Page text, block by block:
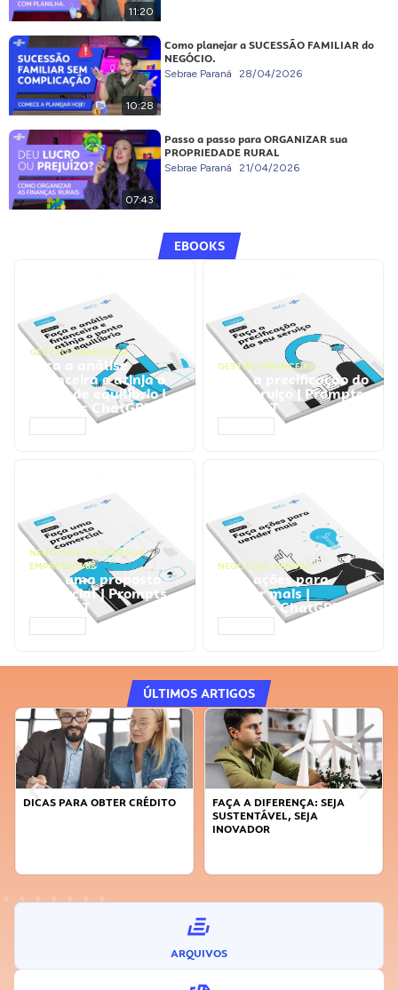
11:20
10:28
Como planejar a SUCESSÃO FAMILIAR do
NEGÓCIO.
Sebrae Paraná 28/04/2026
07:43
Passo a passo para ORGANIZAR sua
PROPRIEDADE RURAL
Sebrae Paraná 21/04/2026
EBOOKS
GESTÃO FINANCEIRA
Faça a análise
financeira e atinja o
ponto de equilíbrio |
Prompts ChatGPT
GESTÃO FINANCEIRA
Faça a precificação do
seu serviço | Prompts
ChatGPT
NEGÓCIOS, PROCESSOS
EMPRESARIAIS
Faça uma proposta
comercial | Prompts
ChatGPT
NEGÓCIOS, VENDAS
Faça ações para
vender mais |
Prompts ChatGPT
ÚLTIMOS ARTIGOS
DICAS PARA OBTER CRÉDITO
FAÇA A DIFERENÇA: SEJA
SUSTENTÁVEL, SEJA
INOVADOR
ARQUIVOS